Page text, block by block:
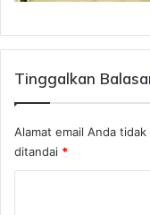
Tinggalkan
Alamat email Anda
ditandai *